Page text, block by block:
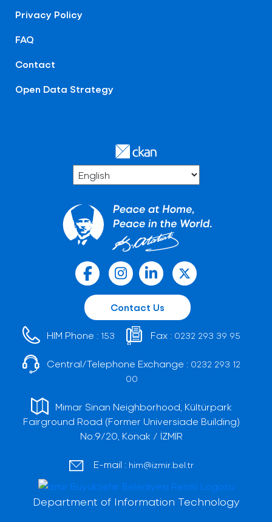
Privacy Policy
FAQ
Contact
Open Data Strategy
Contact Us
HIM Phone : 153 Fax : 0232 293 39 95
Central/Telephone Exchange : 0232 293 12
00
Mimar Sinan Neighborhood, Kültürpark
Fairground Road (Former Universiade Building)
No:9/20, Konak / İZMİR
E-mail : him@izmir.bel.tr
Department of Information Technology